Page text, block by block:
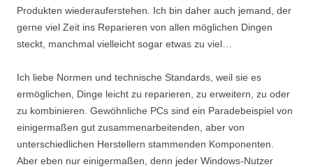
Produkten wiederauferstehen. Ich bin daher auch jemand, der
gerne viel Zeit ins Reparieren von allen möglichen Dingen
steckt, manchmal vielleicht sogar etwas zu viel…
Ich liebe Normen und technische Standards, weil sie es
ermöglichen, Dinge leicht zu reparieren, zu erweitern, zu oder
zu kombinieren. Gewöhnliche PCs sind ein Paradebeispiel von
einigermaßen gut zusammenarbeitenden, aber von
unterschiedlichen Herstellern stammenden Komponenten.
Aber eben nur einigermaßen, denn jeder Windows-Nutzer